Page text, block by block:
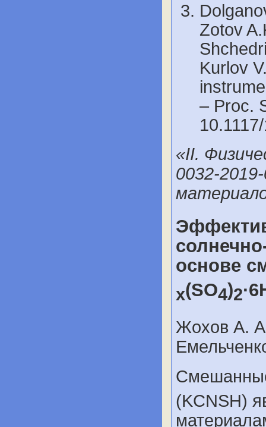
Zotov
Kurlov
– Proc.
«II.
0032-
основе
x(SO4)2
Жохов А.
(KCNSH)